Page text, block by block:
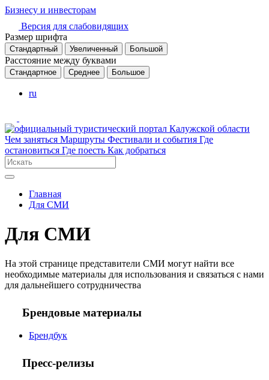
Бизнесу и инвесторам
Версия для слабовидящих
Размер шрифта
Стандартный Увеличенный Большой
Расстояние между буквами
Стандартное Среднее Большое
ru
Чем заняться Маршруты Фестивали и события Где
остановиться Где поесть Как добраться
Главная
Для СМИ
Для СМИ
На этой странице представители СМИ могут найти все
необходимые материалы для использования и связаться с нами
для дальнейшего сотрудничества
Брендовые материалы
Брендбук
Пресс-релизы